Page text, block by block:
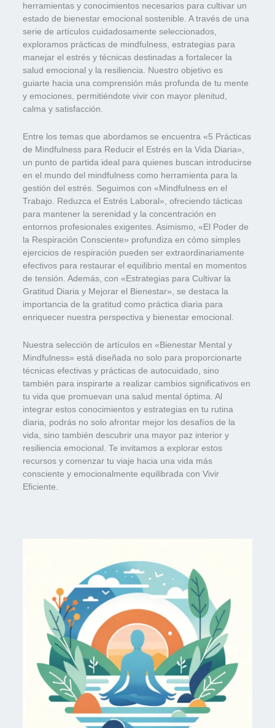
herramientas y conocimientos necesarios para cultivar un
estado de bienestar emocional sostenible. A través de una
serie de artículos cuidadosamente seleccionados,
exploramos prácticas de mindfulness, estrategias para
manejar el estrés y técnicas destinadas a fortalecer la
salud emocional y la resiliencia. Nuestro objetivo es
guiarte hacia una comprensión más profunda de tu mente
y emociones, permitiéndote vivir con mayor plenitud,
calma y satisfacción.
Entre los temas que abordamos se encuentra «5 Prácticas
de Mindfulness para Reducir el Estrés en la Vida Diaria»,
un punto de partida ideal para quienes buscan introducirse
en el mundo del mindfulness como herramienta para la
gestión del estrés. Seguimos con «Mindfulness en el
Trabajo. Reduzca el Estrés Laboral», ofreciendo tácticas
para mantener la serenidad y la concentración en
entornos profesionales exigentes. Asimismo, «El Poder de
la Respiración Consciente» profundiza en cómo simples
ejercicios de respiración pueden ser extraordinariamente
efectivos para restaurar el equilibrio mental en momentos
de tensión. Además, con «Estrategias para Cultivar la
Gratitud Diaria y Mejorar el Bienestar», se destaca la
importancia de la gratitud como práctica diaria para
enriquecer nuestra perspectiva y bienestar emocional.
Nuestra selección de artículos en «Bienestar Mental y
Mindfulness» está diseñada no solo para proporcionarte
técnicas efectivas y prácticas de autocuidado, sino
también para inspirarte a realizar cambios significativos en
tu vida que promuevan una salud mental óptima. Al
integrar estos conocimientos y estrategias en tu rutina
diaria, podrás no solo afrontar mejor los desafíos de la
vida, sino también descubrir una mayor paz interior y
resiliencia emocional. Te invitamos a explorar estos
recursos y comenzar tu viaje hacia una vida más
consciente y emocionalmente equilibrada con Vivir
Eficiente.